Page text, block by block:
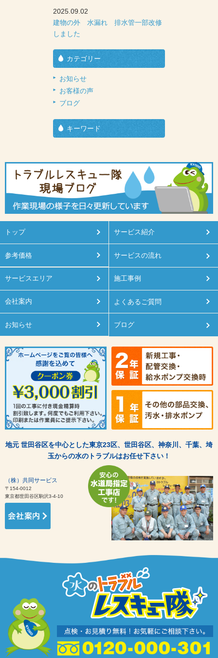
2025.09.02
建物の外 水漏れ 排水管一部改修
しました
カテゴリー
お知らせ
お客様の声
ブログ
キーワード
トップ サービス紹介
参考価格 サービスの流れ
サービスエリア 施工事例
会社案内 よくあるご質問
お知らせ ブログ
地元 世田谷区を中心とした東京23区、世田谷区、神奈川、千葉、埼
玉からの水のトラブルはお任せ下さい！
（株）共同サービス
〒154-0012
東京都世田谷区駒沢3-4-10